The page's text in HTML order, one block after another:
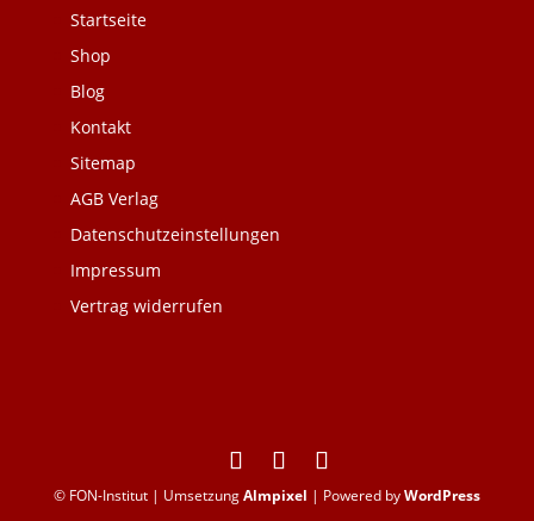
Startseite
Shop
Blog
Kontakt
Sitemap
AGB Verlag
Datenschutzeinstellungen
Impressum
Vertrag widerrufen
© FON-Institut | UmsetzungAlmpixel | Powered byWordPress